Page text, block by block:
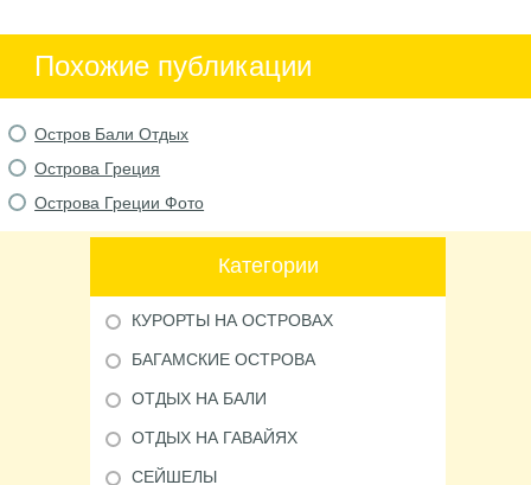
Похожие публикации
Остров Бали Отдых
Острова Греция
Острова Греции Фото
Категории
КУРОРТЫ НА ОСТРОВАХ
БАГАМСКИЕ ОСТРОВА
ОТДЫХ НА БАЛИ
ОТДЫХ НА ГАВАЙЯХ
СЕЙШЕЛЫ